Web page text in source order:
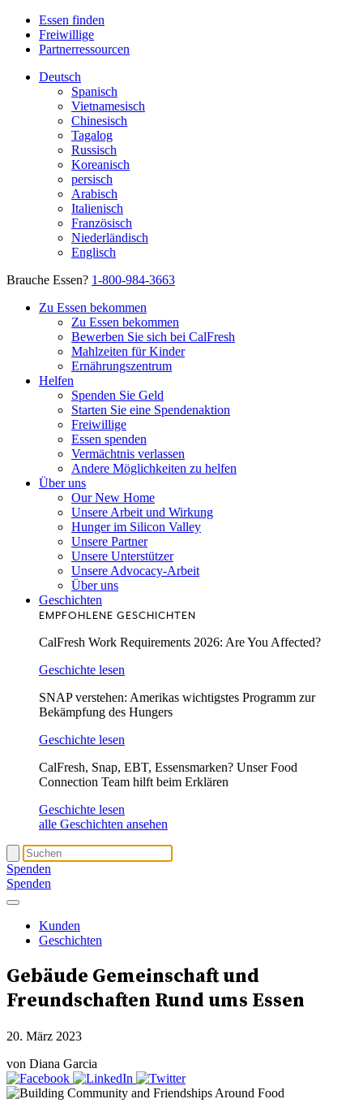
Essen finden
Freiwillige
Partnerressourcen
Deutsch
Spanisch
Vietnamesisch
Chinesisch
Tagalog
Russisch
Koreanisch
persisch
Arabisch
Italienisch
Französisch
Niederländisch
Englisch
Brauche Essen? 1-800-984-3663
Zu Essen bekommen
Zu Essen bekommen
Bewerben Sie sich bei CalFresh
Mahlzeiten für Kinder
Ernährungszentrum
Helfen
Spenden Sie Geld
Starten Sie eine Spendenaktion
Freiwillige
Essen spenden
Vermächtnis verlassen
Andere Möglichkeiten zu helfen
Über uns
Our New Home
Unsere Arbeit und Wirkung
Hunger im Silicon Valley
Unsere Partner
Unsere Unterstützer
Unsere Advocacy-Arbeit
Über uns
Geschichten
EMPFOHLENE GESCHICHTEN
CalFresh Work Requirements 2026: Are You Affected?
Geschichte lesen
SNAP verstehen: Amerikas wichtigstes Programm zur
Bekämpfung des Hungers
Geschichte lesen
CalFresh, Snap, EBT, Essensmarken? Unser Food
Connection Team hilft beim Erklären
Geschichte lesen
alle Geschichten ansehen
Spenden
Spenden
Kunden
Geschichten
Gebäude Gemeinschaft und
Freundschaften Rund ums Essen
20. März 2023
von Diana Garcia